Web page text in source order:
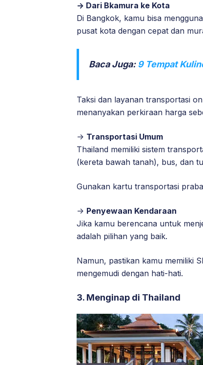
-> Dari Bkamura ke Kota
Di Bangkok, kamu bisa
pusat kota dengan cepat dan
Baca Juga: 9 Tempat
Taksi dan layanan transportasi
menanyakan perkiraan harga
-> Transportasi Umum
Thailand memiliki sistem
(kereta bawah tanah), bus, dan
Gunakan kartu transportasi
-> Penyewaan Kendaraan
Jika kamu berencana untuk
adalah pilihan yang baik.
Namun, pastikan kamu memiliki
mengemudi dengan hati-hati.
3. Menginap di Thailand